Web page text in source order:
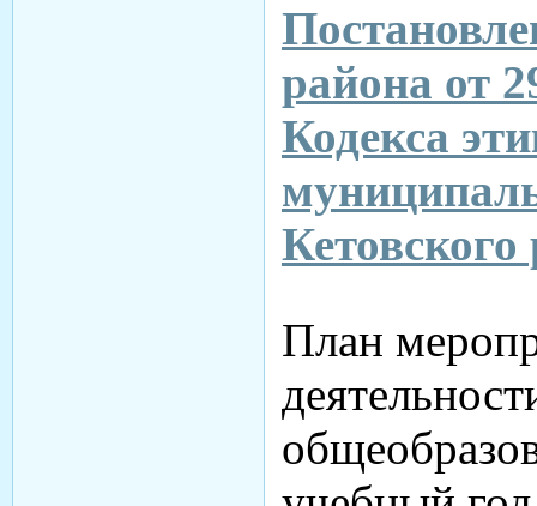
района от
Кодекса
План